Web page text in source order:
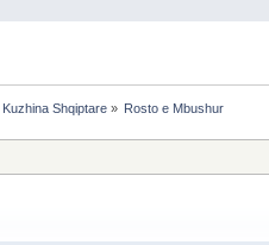
Kuzhina Shqiptare» Rosto e Mbushur